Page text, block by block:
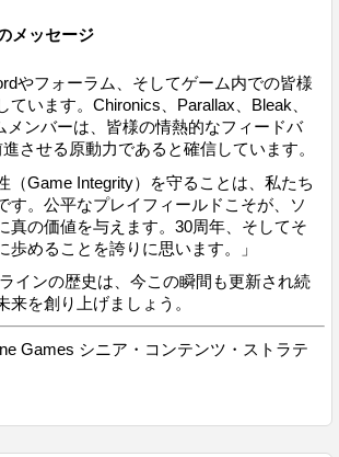
メッセージ
やフォーラム、そしてゲーム内での皆様
ています。Chironics、Parallax、Bleak、
メンバーは、皆様の情熱的なフィードバ
させる原動力であると確信しています。
（Game Integrity）を守ることは、私たち
す。公平なプレイフィールドこそが、ソ
真の価値を与えます。30周年、そしてそ
歩めることを誇りに思います。」
インの歴史は、今この瞬間も更新され続
来を創り上げましょう。
Games シニア・コンテンツ・ストラテ